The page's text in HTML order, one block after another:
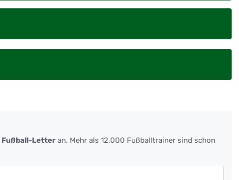
Fußball-Letter an. Mehr als 12.000 Fußballtrainer sind schon